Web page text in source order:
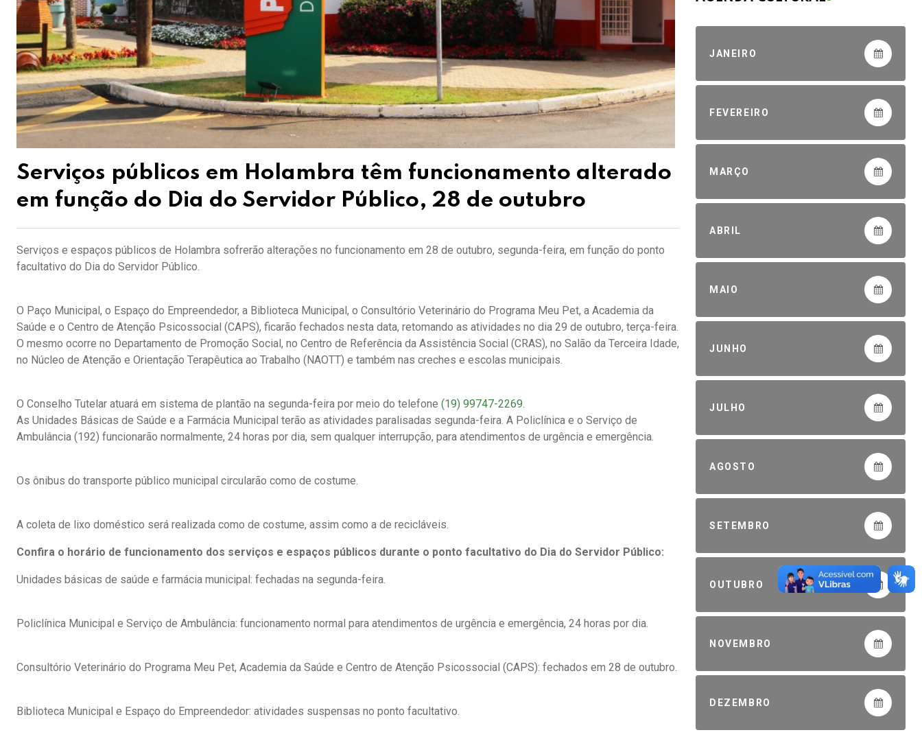
Serviços públicos em Holambra têm funcionamento alterado
em função do Dia do Servidor Público, 28 de outubro
Serviços e espaços públicos de Holambra sofrerão alterações no funcionamento em 28 de outubro, segunda-feira, em função do ponto
facultativo do Dia do Servidor Público.
O Paço Municipal, o Espaço do Empreendedor, a Biblioteca Municipal, o Consultório Veterinário do Programa Meu Pet, a Academia da
Saúde e o Centro de Atenção Psicossocial (CAPS), ficarão fechados nesta data, retomando as atividades no dia 29 de outubro, terça-feira.
O mesmo ocorre no Departamento de Promoção Social, no Centro de Referência da Assistência Social (CRAS), no Salão da Terceira Idade,
no Núcleo de Atenção e Orientação Terapêutica ao Trabalho (NAOTT) e também nas creches e escolas municipais.
O Conselho Tutelar atuará em sistema de plantão na segunda-feira por meio do telefone (19) 99747-2269
As Unidades Básicas de Saúde e a Farmácia Municipal terão as atividades paralisadas segunda-feira. A Policlínica e o Serviço de
Ambulância (192) funcionarão normalmente, 24 horas por dia, sem qualquer interrupção, para atendimentos de urgência e emergência.
Os ônibus do transporte público municipal circularão como de costume.
A coleta de lixo doméstico será realizada como de costume, assim como a de recicláveis.
Confira o horário de funcionamento dos serviços e espaços públicos durante o ponto facultativo do Dia do Servidor Público:
Unidades básicas de saúde e farmácia municipal: fechadas na segunda-feira.
Policlínica Municipal e Serviço de Ambulância: funcionamento normal para atendimentos de urgência e emergência, 24 horas por dia.
Consultório Veterinário do Programa Meu Pet, Academia da Saúde e Centro de Atenção Psicossocial (CAPS): fechados em 28 de outubro.
Biblioteca Municipal e Espaço do Empreendedor: atividades suspensas no ponto facultativo.
JANEIRO
FEVEREIRO
MARÇO
ABRIL
MAIO
JUNHO
JULHO
AGOSTO
SETEMBRO
OUTUBRO
NOVEMBRO
DEZEMBRO